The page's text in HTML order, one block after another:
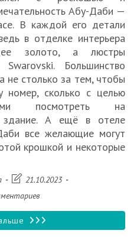
Абу-Даби —
В каждой его детали
в отделке интерьера
золото, а люстры
Большинство
не столько за тем, чтобы
номер, сколько с целью
посмотреть на
здание. А ещё в отеле
все желающие могут
крошкой и некоторые
Запись21.10.2023
Отель